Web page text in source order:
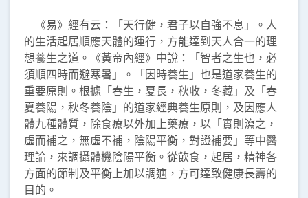
《易》經有云：「天行健，君子以自強不息」。人
的生活起居順應天體的運行，方能達到天人合一的理
想養生之道。《黃帝內經》中說：「智者之生也，必
須順四時而避寒暑」。「因時養生」也是道家養生的
重要原則。根據「春生，夏長，秋收，冬藏」及「春
夏養陽，秋冬養陰」的道家經典養生原則，及因應人
體九種體質，除食療以外加上藥療，以「實則瀉之，
虛而補之，無虛不補，陰陽平衡，對證補要」等中醫
理論，來調攝體機陰陽平衡。從飲食，起居，精神各
方面的節制及平衡上加以調適，方可達致健康長壽的
目的。